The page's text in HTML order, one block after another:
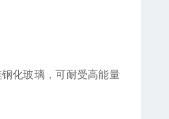
化玻璃，可耐受高能量